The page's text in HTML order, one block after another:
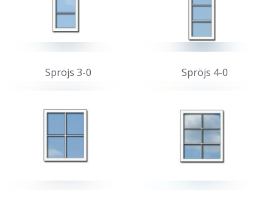
Spröjs 3-0 Spröjs 4-0